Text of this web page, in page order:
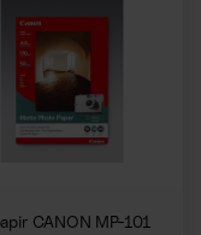
CANON MP-101